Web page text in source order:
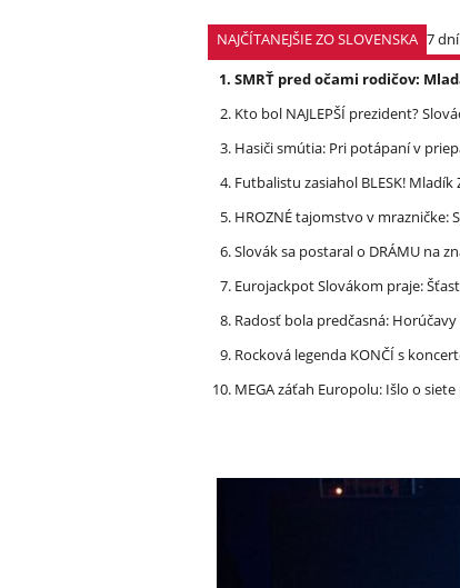
NAJČÍTANEJŠIE ZO SLOVENSKA 7 dní
SMRŤ pred očami rodičov:
Kto bol NAJLEPŠÍ prezident?
Hasiči smútia: Pri potápaní v
Futbalistu zasiahol BLESK!
HROZNÉ tajomstvo v mrazničke:
Slovák sa postaral o DRÁMU na
Eurojackpot Slovákom praje:
Radosť bola predčasná:
Rocková legenda KONČÍ s
MEGA záťah Europolu: Išlo o